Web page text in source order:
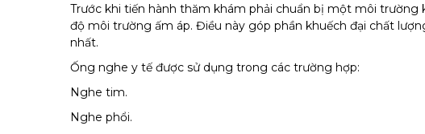
Trước khi tiến hành thăm khám phải chuẩn bị một môi
độ môi trường ấm áp. Điều này góp phần khuếch đại chất
nhất.
Ống nghe y tế được sử dụng trong các trường hợp:
Nghe tim.
Nghe phổi.